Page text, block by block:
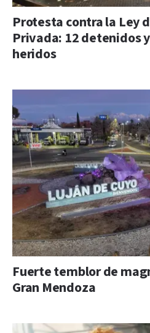
Protesta contra la Ley
Privada: 12 detenidos
heridos
Fuerte temblor de
Gran Mendoza